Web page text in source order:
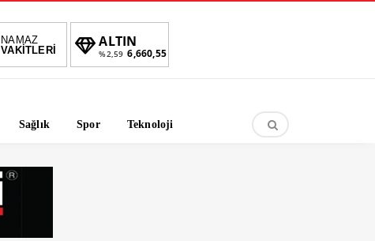
NAMAZ
VAKİTLERİ
ALTIN
%2,59 6,660,55
BIST
-0.03% 1.690,16
Sağlık Spor Teknoloji